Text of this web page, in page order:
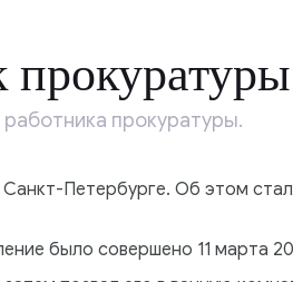
прокуратуры.
Петербурге. Об этом
было совершено 11 марта